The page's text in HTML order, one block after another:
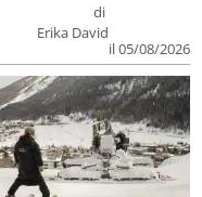
di
Erika David
il 05/08/2026